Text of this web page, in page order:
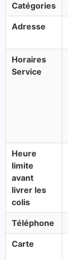
Catégories
Adresse
Horaires
Service
Heure
limite
avant
livrer les
colis
Téléphone
Carte